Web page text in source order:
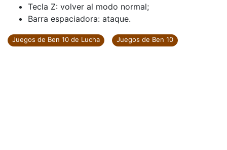
Tecla Z: volver al modo normal;
Barra espaciadora: ataque.
Juegos de Ben 10 de Lucha Juegos de Ben 10